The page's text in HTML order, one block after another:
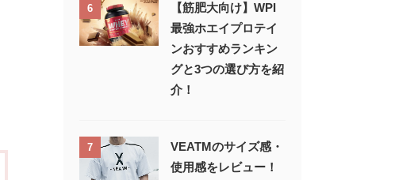
6
【筋肥大向け】WPI
最強ホエイプロテイ
ンおすすめランキン
グと3つの選び方を紹
介！
7
VEATMのサイズ感・
使用感をレビュー！